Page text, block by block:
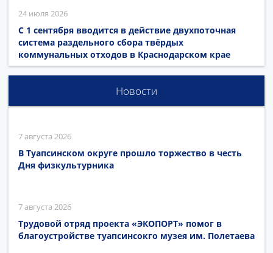
24 июля 2026
С 1 сентября вводится в действие двухпоточная
система раздельного сбора твёрдых
коммунальных отходов в Краснодарском крае
Новости
7 августа 2026
В Туапсинском округе прошло торжество в честь
Дня физкультурника
7 августа 2026
Трудовой отряд проекта «ЭКОПОРТ» помог в
благоустройстве туапсинсокго музея им. Полетаева